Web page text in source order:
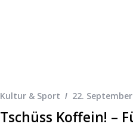
Kultur & Sport 22.
Tschüss Koffein! –